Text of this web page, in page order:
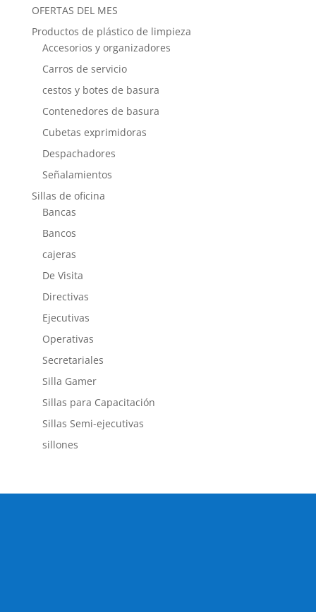
OFERTAS DEL MES
Productos de plástico de limpieza
Accesorios y organizadores
Carros de servicio
cestos y botes de basura
Contenedores de basura
Cubetas exprimidoras
Despachadores
Señalamientos
Sillas de oficina
Bancas
Bancos
cajeras
De Visita
Directivas
Ejecutivas
Operativas
Secretariales
Silla Gamer
Sillas para Capacitación
Sillas Semi-ejecutivas
sillones